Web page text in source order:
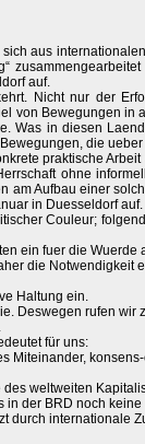
aus
auf.
Nicht nur der
von Bewegungen in
Was in diesen
die
praktische
ohne
am Aufbau einer
in Duesseldorf auf.
Couleur;
ein fuer die Wuerde
die Notwendigkeit
Haltung ein.
Deswegen rufen wir
für uns:
Miteinander,
weltweiten
der BRD noch
durch internationale